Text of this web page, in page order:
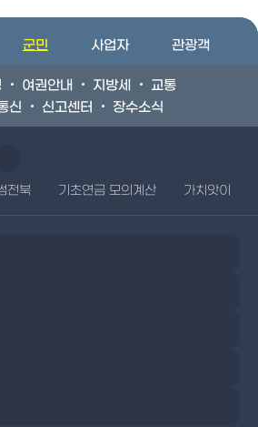
군민 사업자 관광객
여권안내 지방세
교통
신 신고센터 장수소식
전북 기초연금 모의계산 가치앗이